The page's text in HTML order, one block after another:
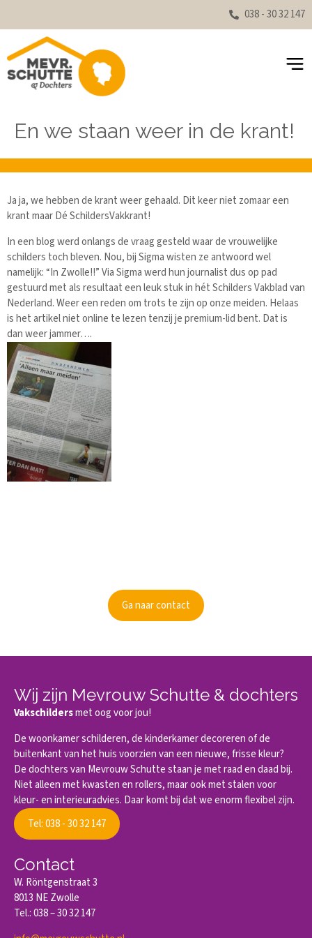
038 - 30 32 147
En we staan weer in de krant!
Ja ja, we hebben de krant weer gehaald. Dit keer niet zomaar een
krant maar Dé SchildersVakkrant!
In een blog werd onlangs de vraag gesteld waar de vrouwelijke
schilders toch bleven. Nou, bij Sigma wisten ze antwoord wel
namelijk: “In Zwolle!!” Via Sigma werd hun journalist dus op pad
gestuurd met als resultaat een leuk stuk in hét Schilders Vakblad van
Nederland. Weer een reden om trots te zijn op onze meiden. Helaas
is het artikel niet online te lezen tenzij je premium-lid bent. Dat is
dan weer jammer….
Ga naar contact
Wij zijn Mevrouw Schutte & dochters
Vakschildersmet oog voor jou!
De woonkamer schilderen, de kinderkamer decoreren of de
buitenkant van het huis voorzien van een nieuwe, frisse kleur?
De dochters van Mevrouw Schutte staan je met raad en daad bij.
Niet alleen met kwasten en rollers, maar ook met stalen voor
kleur- en interieuradvies. Daar komt bij dat we enorm flexibel zijn.
Tel: 038 - 30 32 147
Contact
W. Röntgenstraat 3
8013 NE Zwolle
Tel.: 038 – 30 32 147